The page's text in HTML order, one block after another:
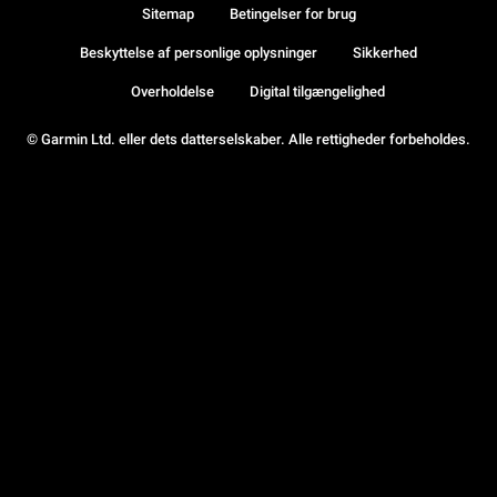
© Garmin Ltd. eller dets datterselskaber. Alle rettigheder forbeholdes.
Sitemap Betingelser for brug
Beskyttelse af personlige oplysninger Sikkerhed
Overholdelse Digital tilgængelighed